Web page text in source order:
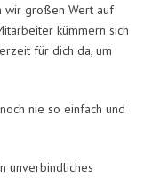
wir großen Wert auf
kümmern sich
für dich da, um
nie so einfach und
unverbindliches